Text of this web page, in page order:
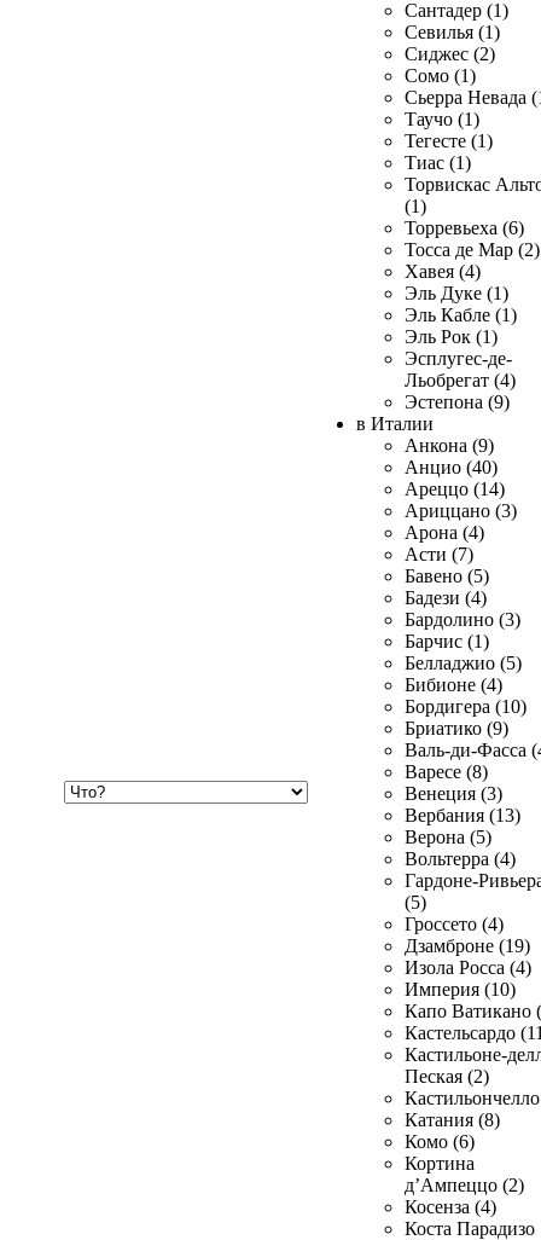
Сантадер (1)
Севилья (1)
Сиджес (2)
Сомо (1)
Сьерра Невада
Таучо (1)
Тегесте (1)
Тиас (1)
Торвискас
(1)
Торревьеха (6)
Тосса де Мар (2)
Хавея (4)
Эль Дуке (1)
Эль Кабле (1)
Эль Рок (1)
Эсплугес-де-
Льобрегат (4)
Эстепона (9)
в Италии
Анкона (9)
Анцио (40)
Ареццо (14)
Ариццано (3)
Арона (4)
Асти (7)
Бавено (5)
Бадези (4)
Бардолино (3)
Барчис (1)
Белладжио (5)
Бибионе (4)
Бордигера (10)
Бриатико (9)
Валь-ди-Фасса
Варесе (8)
Венеция (3)
Вербания (13)
Верона (5)
Вольтерра (4)
Гардоне-
(5)
Гроссето (4)
Дзамброне (19)
Изола Росса (4)
Империя (10)
Капо Ватикано
Кастельсардо
Кастильоне-
Пеская (2)
Катания (8)
Комо (6)
Кортина
д’Ампеццо (2)
Косенза (4)
Коста Парадизо